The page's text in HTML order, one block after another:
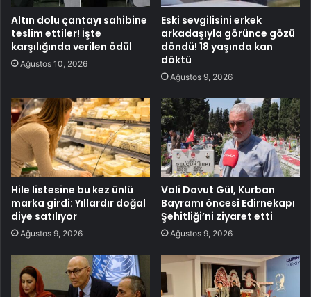
Altın dolu çantayı sahibine
teslim ettiler! İşte
karşılığında verilen ödül
Ağustos 10, 2026
Eski sevgilisini erkek
arkadaşıyla görünce gözü
döndü! 18 yaşında kan
döktü
Ağustos 9, 2026
Hile listesine bu kez ünlü
marka girdi: Yıllardır doğal
diye satılıyor
Ağustos 9, 2026
Vali Davut Gül, Kurban
Bayramı öncesi Edirnekapı
Şehitliği’ni ziyaret etti
Ağustos 9, 2026